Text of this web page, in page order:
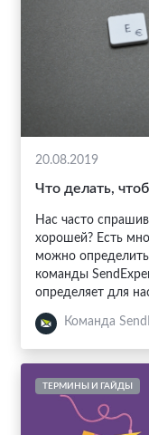
20.08.2019
Что делать,
Нас часто
хорошей? Есть
можно
команды
определяет для
Команда
ТЕРМИНЫ И ГАЙДЫ